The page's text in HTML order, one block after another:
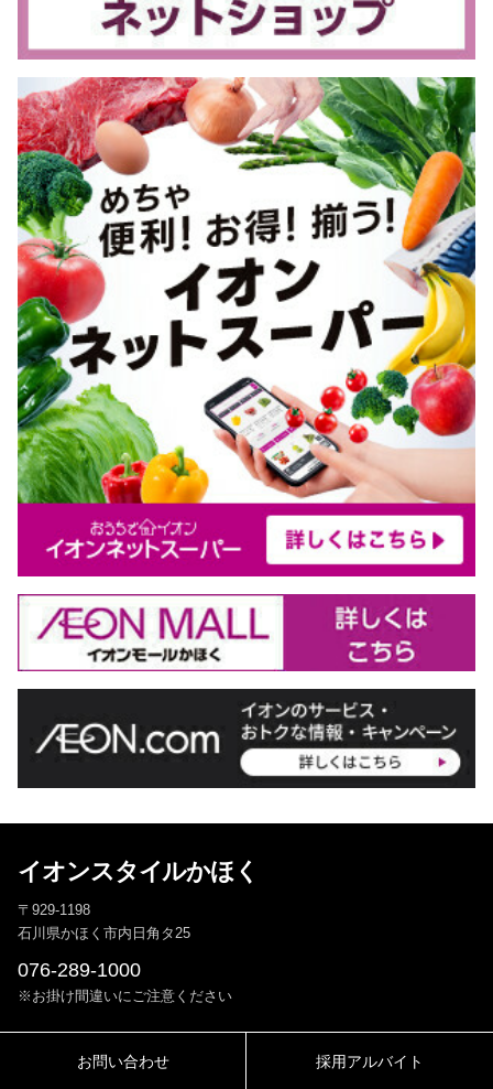
イオンスタイルかほく
〒929-1198
石川県かほく市内日角タ25
076-289-1000
※お掛け間違いにご注意ください
お問い合わせ 採用アルバイト